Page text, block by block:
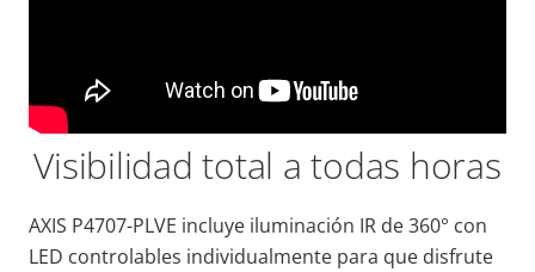
Visibilidad total a todas horas
AXIS P4707-PLVE incluye iluminación IR de 360° con
LED controlables individualmente para que disfrute